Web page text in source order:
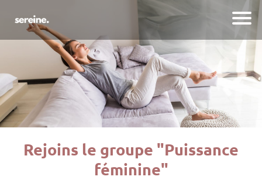
Rejoins le groupe "Puissance
féminine"